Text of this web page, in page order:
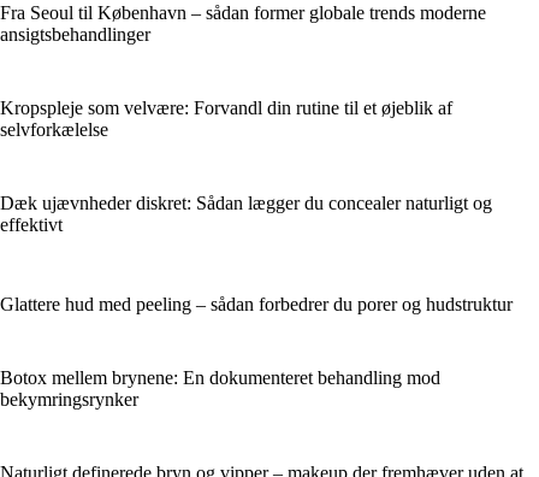
Fra Seoul til København – sådan former globale trends moderne
ansigtsbehandlinger
Kropspleje som velvære: Forvandl din rutine til et øjeblik af
selvforkælelse
Dæk ujævnheder diskret: Sådan lægger du concealer naturligt og
effektivt
Glattere hud med peeling – sådan forbedrer du porer og hudstruktur
Botox mellem brynene: En dokumenteret behandling mod
bekymringsrynker
Naturligt definerede bryn og vipper – makeup der fremhæver uden at